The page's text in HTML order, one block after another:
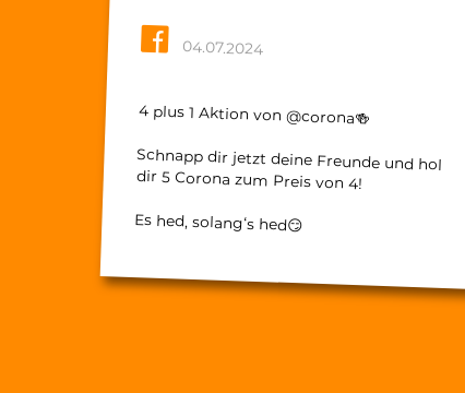
04.07.2024
4 plus 1 Aktion von @corona🍻
Schnapp dir jetzt deine Freunde und hol
dir 5 Corona zum Preis von 4!
Es hed, solang‘s hed😏